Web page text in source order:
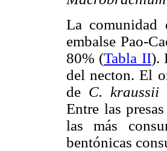
La comunidad
embalse Pao-
80% (Tabla II).
del necton. El
de C. kraussii
Entre las
las más
bentónicas